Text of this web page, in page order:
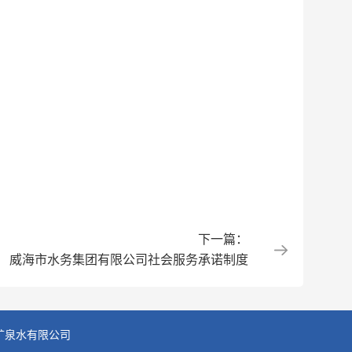
下一篇：
威海市水务集团有限公司社会服务承诺制度
泉水有限公司